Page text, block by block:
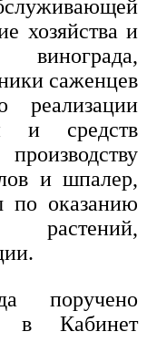
хозяйства и
винограда,
саженцев
реализации
и средств
и шпалер,
по оказанию
поручено
в Кабинет